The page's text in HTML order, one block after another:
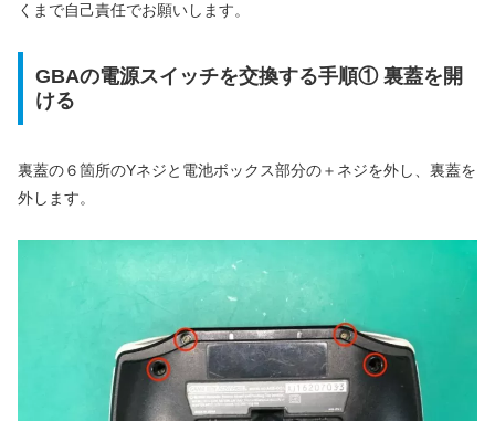
くまで自己責任でお願いします。
GBAの電源スイッチを交換する手順① 裏蓋を開
ける
裏蓋の６箇所のYネジと電池ボックス部分の＋ネジを外し、裏蓋を
外します。